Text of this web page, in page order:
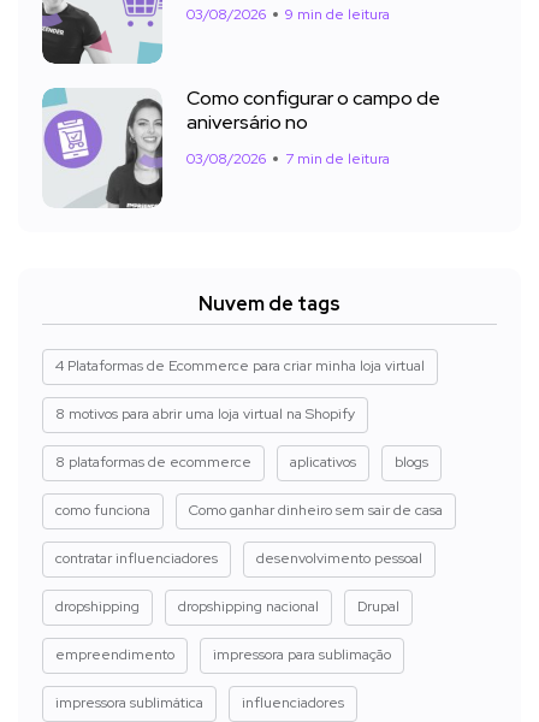
03/08/2026 9 min de leitura
Como configurar o campo de
aniversário no
03/08/2026 7 min de leitura
Nuvem de tags
4 Plataformas de Ecommerce para criar minha loja virtual
8 motivos para abrir uma loja virtual na Shopify
8 plataformas de ecommerce aplicativos blogs
como funciona Como ganhar dinheiro sem sair de casa
contratar influenciadores desenvolvimento pessoal
dropshipping dropshipping nacional Drupal
empreendimento impressora para sublimação
impressora sublimática influenciadores